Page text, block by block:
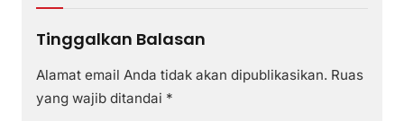
Tinggalkan Balasan
Alamat email Anda tidak akan dipublikasikan. Ruas
yang wajib ditandai *